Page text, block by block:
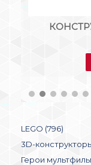
LEGO (796)
3D-
Герои